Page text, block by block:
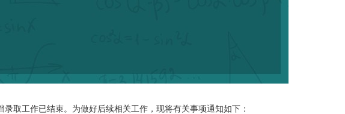
取工作已结束。为做好后续相关工作，现将有关事项通知如下：